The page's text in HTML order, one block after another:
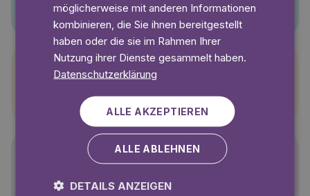
Pettersson und Findus
möglicherweise mit anderen Informationen
kombinieren, die Sie ihnen bereitgestellt
haben oder die sie im Rahmen Ihrer
Nutzung ihrer Dienste gesammelt haben.
Datenschutzerklärung
ALLE AKZEPTIEREN
ALLE ABLEHNEN
DETAILS ANZEIGEN